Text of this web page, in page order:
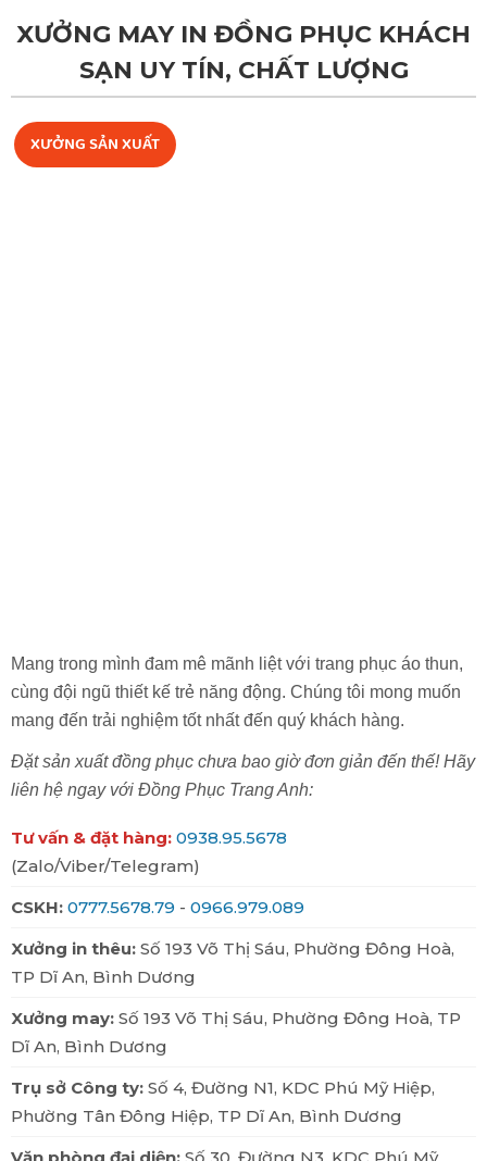
Quần tây nữ đồng phục
CLICK BÁO GIÁ NGAY
Đồng phục khách sạn là gì?
XƯỞNG MAY IN ĐỒNG PHỤC KHÁCH
SẠN UY TÍN, CHẤT LƯỢNG
XƯỞNG SẢN XUẤT
Mang trong mình đam mê mãnh liệt với trang phục áo thun,
cùng đội ngũ thiết kế trẻ năng động. Chúng tôi mong muốn
mang đến trải nghiệm tốt nhất đến quý khách hàng.
Đặt sản xuất đồng phục chưa bao giờ đơn giản đến thế! Hãy
liên hệ ngay với Đồng Phục Trang Anh:
Tư vấn & đặt hàng: 0938.95.5678
(Zalo/Viber/Telegram)
CSKH: 0777.5678.79 - 0966.979.089
Xưởng in thêu: Số 193 Võ Thị Sáu, Phường Đông Hoà,
TP Dĩ An, Bình Dương
Xưởng may: Số 193 Võ Thị Sáu, Phường Đông Hoà, TP
Dĩ An, Bình Dương
Trụ sở Công ty: Số 4, Đường N1, KDC Phú Mỹ Hiệp,
Phường Tân Đông Hiệp, TP Dĩ An, Bình Dương